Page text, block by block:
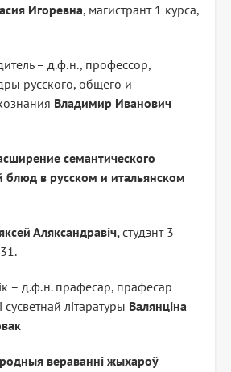
Игоревна, магистрант 1 курса,
– д.ф.н., профессор,
русского, общего и
Владимир Иванович
семантического
блюд в русском и итальянском
Аляксандравіч,студэнт 3
– д.ф.н. прафесар, прафесар
літаратуры Валянціна
вераванні жыхароў